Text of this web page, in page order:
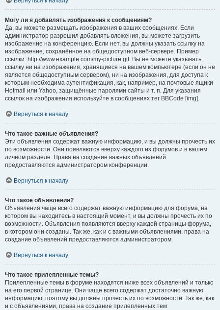
Могу ли я добавлять изображения к сообщениям?
Да, вы можете размещать изображения в ваших сообщениях. Если
администратор разрешил добавлять вложения, вы можете загрузить
изображение на конференцию. Если нет, вы должны указать ссылку на
изображение, сохранённое на общедоступном веб-сервере. Пример
ссылки: http://www.example.com/my-picture.gif. Вы не можете указывать
ссылку ни на изображения, хранящиеся на вашем компьютере (если он не
является общедоступным сервером), ни на изображения, для доступа к
которым необходима аутентификация, как, например, на почтовые ящики
Hotmail или Yahoo, защищённые паролями сайты и т. п. Для указания
ссылок на изображения используйте в сообщениях тег BBCode [img].
Вернуться к началу
Что такое важные объявления?
Эти объявления содержат важную информацию, и вы должны прочесть их
по возможности. Они появляются вверху каждого из форумов и в вашем
личном разделе. Права на создание важных объявлений
предоставляются администратором конференции.
Вернуться к началу
Что такое объявления?
Объявления чаще всего содержат важную информацию для форума, на
котором вы находитесь в настоящий момент, и вы должны прочесть их по
возможности. Объявления появляются вверху каждой страницы форума,
в котором они созданы. Так же, как и с важными объявлениями, права на
создание объявлений предоставляются администратором.
Вернуться к началу
Что такое прилепленные темы?
Прилепленные темы в форуме находятся ниже всех объявлений и только
на его первой странице. Они чаще всего содержат достаточно важную
информацию, поэтому вы должны прочесть их по возможности. Так же, как
и с объявлениями, права на создание прилепленных тем